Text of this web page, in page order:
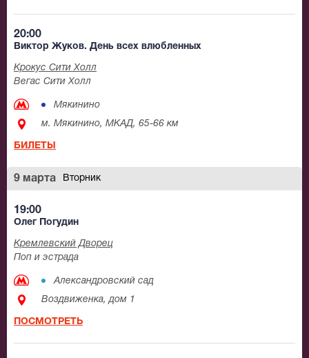
20:00
Виктор Жуков. День всех влюбленных
Крокус Сити Холл
Вегас Сити Холл
Мякинино
м. Мякинино, МКАД, 65-66 км
БИЛЕТЫ
9 марта Вторник
19:00
Олег Погудин
Кремлевский Дворец
Поп и эстрада
Александровский сад
Воздвиженка, дом 1
ПОСМОТРЕТЬ